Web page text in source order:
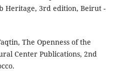
Heritage, 3rd edition, Beirut -
The Openness of the
Center Publications, 2nd